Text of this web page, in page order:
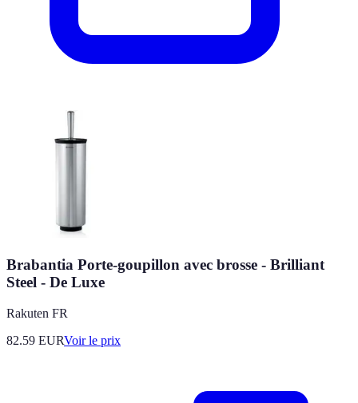
Brabantia Porte-goupillon avec brosse - Brilliant
Steel - De Luxe
Rakuten FR
82.59 EURVoir le prix